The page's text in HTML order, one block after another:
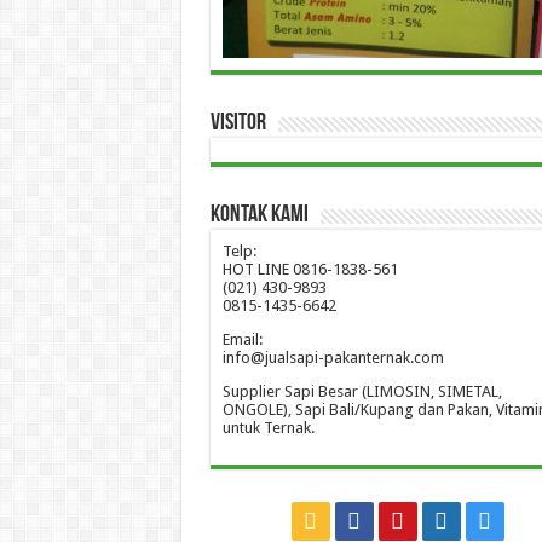
Visitor
Kontak Kami
Telp:
HOT LINE 0816-1838-561
(021) 430-9893
0815-1435-6642
Email:
info@jualsapi-pakanternak.com
Supplier Sapi Besar (LIMOSIN, SIMETAL,
ONGOLE), Sapi Bali/Kupang dan Pakan,
untuk Ternak.